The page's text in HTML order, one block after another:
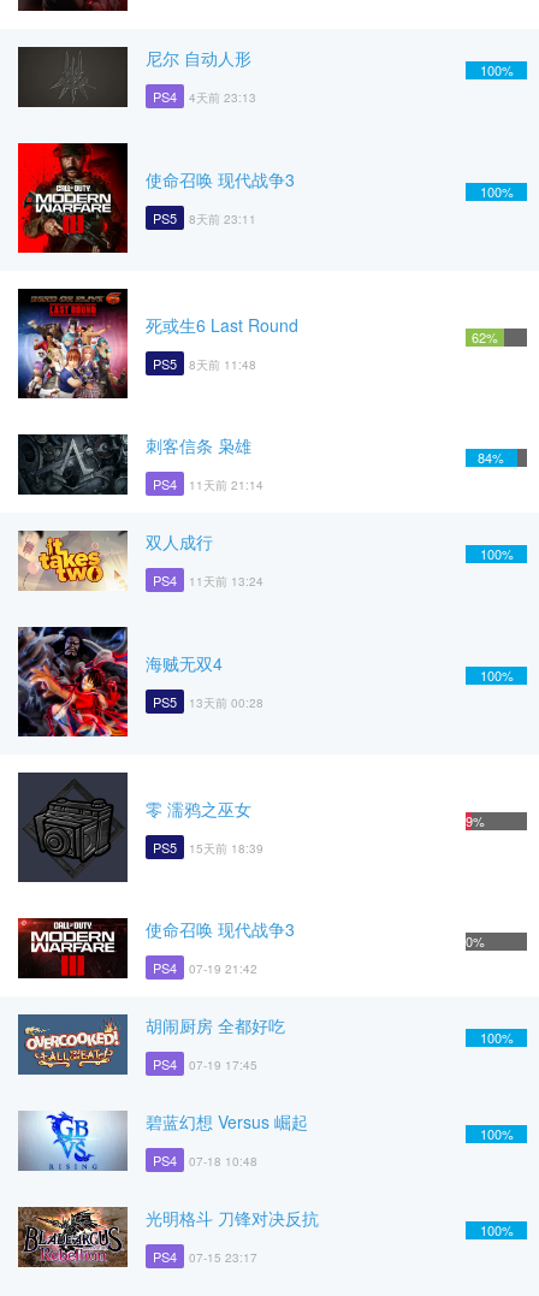
尼尔 自动人形
PS4 4天前 23:13
100%
使命召唤 现代战争3
PS5 8天前 23:11
100%
死或生6 Last Round
PS5 8天前 11:48
62%
刺客信条 枭雄
PS4 11天前 21:14
84%
双人成行
PS4 11天前 13:24
100%
海贼无双4
PS5 13天前 00:28
100%
零 濡鸦之巫女
PS5 15天前 18:39
9%
使命召唤 现代战争3
PS4 07-19 21:42
0%
胡闹厨房 全都好吃
PS4 07-19 17:45
100%
碧蓝幻想 Versus 崛起
PS4 07-18 10:48
100%
光明格斗 刀锋对决反抗
PS4 07-15 23:17
100%